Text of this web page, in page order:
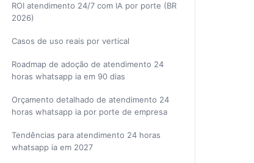
ROI atendimento 24/7 com IA por porte (BR
2026)
Casos de uso reais por vertical
Roadmap de adoção de atendimento 24
horas whatsapp ia em 90 dias
Orçamento detalhado de atendimento 24
horas whatsapp ia por porte de empresa
Tendências para atendimento 24 horas
whatsapp ia em 2027